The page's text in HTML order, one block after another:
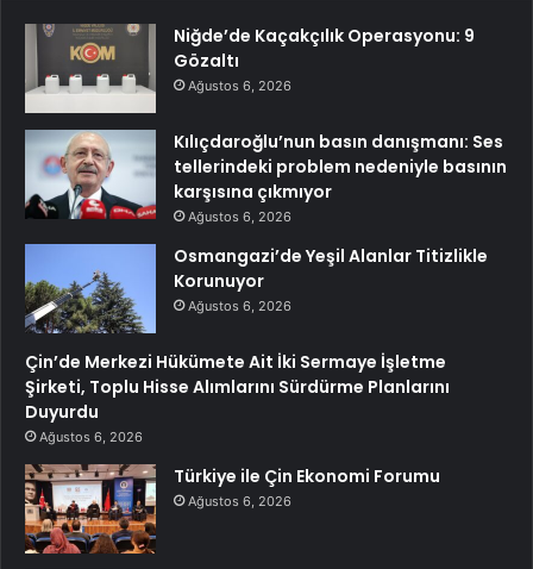
Niğde’de Kaçakçılık Operasyonu: 9
Gözaltı
Ağustos 6, 2026
Kılıçdaroğlu’nun basın danışmanı: Ses
tellerindeki problem nedeniyle basının
karşısına çıkmıyor
Ağustos 6, 2026
Osmangazi’de Yeşil Alanlar Titizlikle
Korunuyor
Ağustos 6, 2026
Çin’de Merkezi Hükümete Ait İki Sermaye İşletme
Şirketi, Toplu Hisse Alımlarını Sürdürme Planlarını
Duyurdu
Ağustos 6, 2026
Türkiye ile Çin Ekonomi Forumu
Ağustos 6, 2026